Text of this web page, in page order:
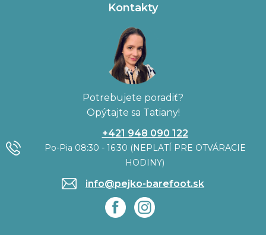
Kontakty
Potrebujete poradiť?
Opýtajte sa Tatiany!
+421 948 090 122
Po-Pia 08:30 - 16:30 (NEPLATÍ PRE OTVÁRACIE
HODINY)
info@pejko-barefoot.sk